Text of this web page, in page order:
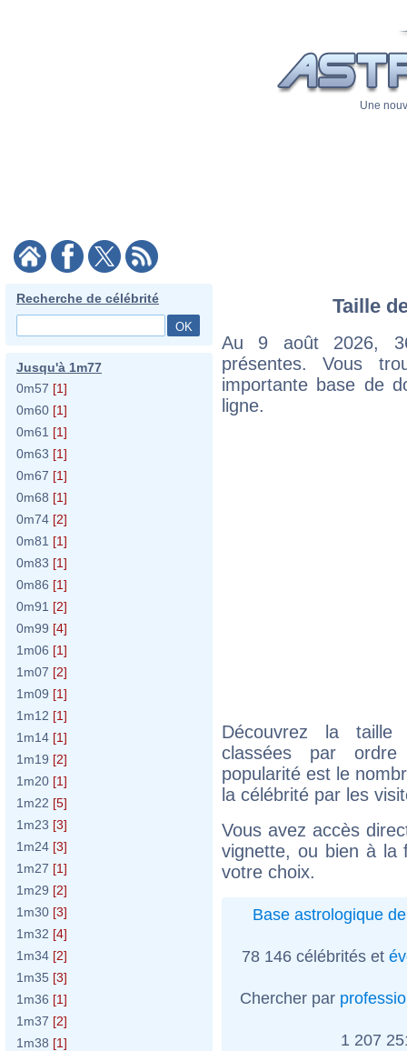
Une
Recherche de célébrité
Jusqu'à 1m77
0m57 [1]
0m60 [1]
0m61 [1]
0m63 [1]
0m67 [1]
0m68 [1]
0m74 [2]
0m81 [1]
0m83 [1]
0m86 [1]
0m91 [2]
0m99 [4]
1m06 [1]
1m07 [2]
1m09 [1]
1m12 [1]
1m14 [1]
1m19 [2]
1m20 [1]
1m22 [5]
1m23 [3]
1m24 [3]
1m27 [1]
1m29 [2]
1m30 [3]
1m32 [4]
1m34 [2]
1m35 [3]
1m36 [1]
1m37 [2]
1m38 [1]
Taille
Au 9 août 2026,
présentes. Vous
importante base de
ligne.
Découvrez la taille
classées par
popularité est le
la célébrité par les
Vous avez accès
vignette, ou bien à la
votre choix.
Base astrologique
78 146 célébrités et
Chercher par
1 207